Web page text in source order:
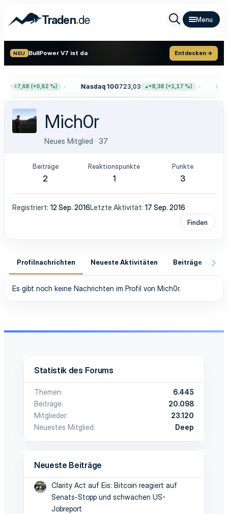
Traden.de
NEU BullPower V7 ist da Entdecken →
+47,68 (+0,62 %) Nasdaq 100723,03 +8,38 (+1,17 %) Gold
Mich0r
Neues Mitglied · 37
Beiträge
2
Reaktionspunkte
1
Punkte
3
Registriert 12 Sep. 2016Letzte Aktivität 17 Sep. 2016
Finden
Profilnachrichten Neueste Aktivitäten Beiträge
Es gibt noch keine Nachrichten im Profil von Mich0r.
Statistik des Forums
Themen
6.445
Beiträge
20.098
Mitglieder
23.120
Neuestes Mitglied
Deep
Neueste Beiträge
Clarity Act auf Eis: Bitcoin reagiert auf
Senats-Stopp und schwachen US-
Jobreport